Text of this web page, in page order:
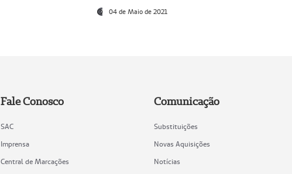
04 de Maio de 2021
Fale Conosco
SAC
Imprensa
Central de Marcações
Comunicação
Substituições
Novas Aquisições
Notícias